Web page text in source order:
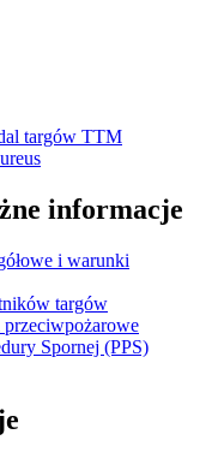
targów TTM
informacje
i warunki
targów
przeciwpożarowe
Spornej (PPS)